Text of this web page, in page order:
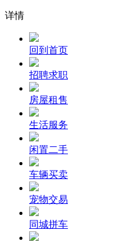
详情
回到首页
招聘求职
房屋租售
生活服务
闲置二手
车辆买卖
宠物交易
同城拼车